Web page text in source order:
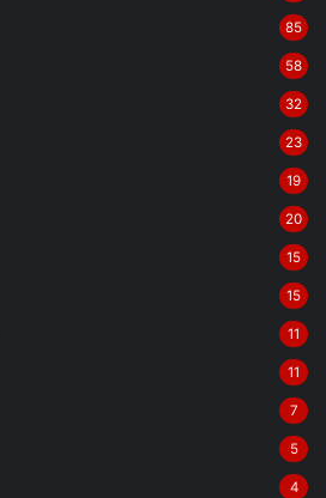
85
58
32
23
19
20
15
15
11
11
7
5
4